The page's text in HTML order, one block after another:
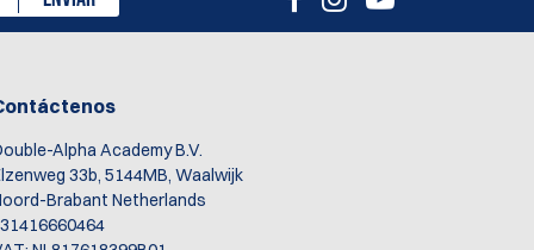
Alpha Academy B.V.
33b, 5144MB, Waalwijk
Brabant Netherlands